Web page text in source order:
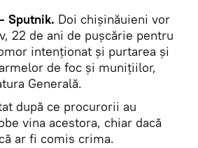
Sputnik. Doi chişinăuieni vor
22 de ani de pușcărie pentru
intenţionat şi purtarea şi
de foc şi muniţiilor,
Generală.
după ce procurorii au
vina acestora, chiar dacă
ar fi comis crima.